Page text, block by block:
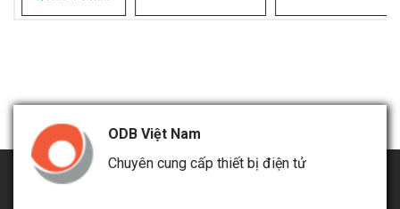
ODB Việt Nam
Chuyên cung cấp thiết bị điện tử